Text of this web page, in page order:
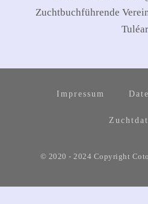
Zuchtbuchführende
Tuléar
Impressum
© 2020 - 2024 Copyright